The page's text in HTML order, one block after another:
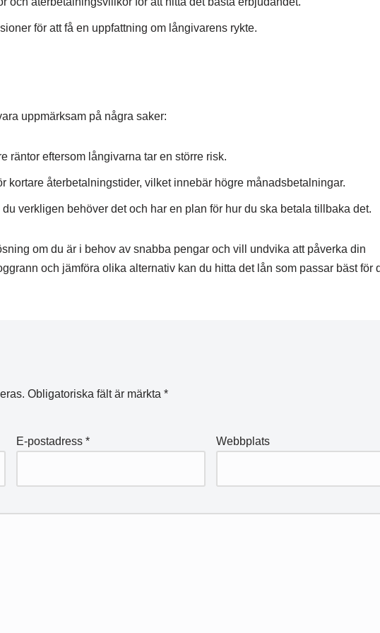
för att få en uppfattning om långivarens rykte.
uppmärksam på några saker:
räntor eftersom långivarna tar en större risk.
kortare återbetalningstider, vilket innebär högre månadsbetalningar.
verkligen behöver det och har en plan för hur du ska betala tillbaka det.
om du är i behov av snabba pengar och vill undvika att påverka din
och jämföra olika alternativ kan du hitta det lån som passar bäst för
Obligatoriska fält är märkta *
E-postadress* Webbplats